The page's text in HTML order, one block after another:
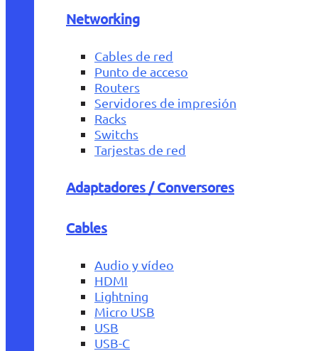
Networking
Cables de red
Punto de acceso
Routers
Servidores de impresión
Racks
Switchs
Tarjestas de red
Adaptadores / Conversores
Cables
Audio y vídeo
HDMI
Lightning
Micro USB
USB
USB-C